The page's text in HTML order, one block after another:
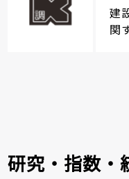
建
関
研究・指数・